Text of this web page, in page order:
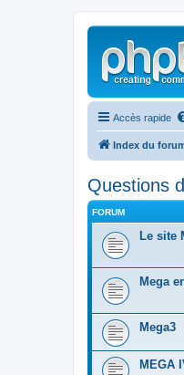
Accès rapide
Index du
Questions
FORUM
Le site
Mega
Mega3
MEGA